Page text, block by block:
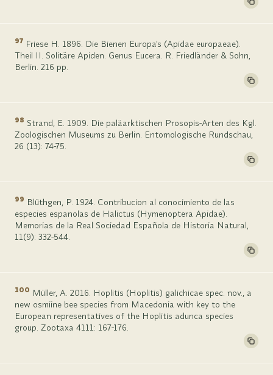
97 Friese H. 1896. Die Bienen Europa's (Apidae europaeae).
Theil II. Solitäre Apiden. Genus Eucera. R. Friedländer & Sohn,
Berlin. 216 pp.
98 Strand, E. 1909. Die paläarktischen Prosopis-Arten des Kgl.
Zoologischen Museums zu Berlin. Entomologische Rundschau,
26 (13): 74-75.
99 Blüthgen, P. 1924. Contribucion al conocimiento de las
especies espanolas de Halictus (Hymenoptera Apidae).
Memorias de la Real Sociedad Española de Historia Natural,
11(9): 332-544.
100 Müller, A. 2016. Hoplitis (Hoplitis) galichicae spec. nov., a
new osmiine bee species from Macedonia with key to the
European representatives of the Hoplitis adunca species
group. Zootaxa 4111: 167-176.